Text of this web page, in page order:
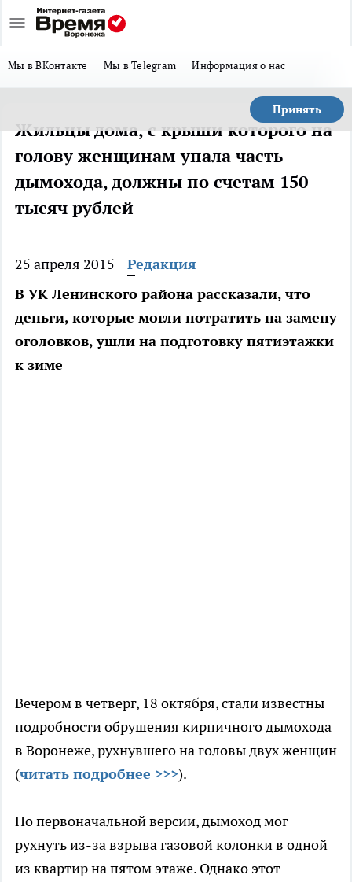
Мы в ВКонтакте Мы в Telegram Информация о нас
Принять
Жильцы дома, с крыши которого на
голову женщинам упала часть
дымохода, должны по счетам 150
тысяч рублей
25 апреля 2015
Редакция
В УК Ленинского района рассказали, что
деньги, которые могли потратить на замену
оголовков, ушли на подготовку пятиэтажки
к зиме
Вечером в четверг, 18 октября, стали известны
подробности обрушения кирпичного дымохода
в Воронеже, рухнувшего на головы двух женщин
(читать подробнее >>>).
По первоначальной версии, дымоход мог
рухнуть из-за взрыва газовой колонки в одной
из квартир на пятом этаже. Однако этот